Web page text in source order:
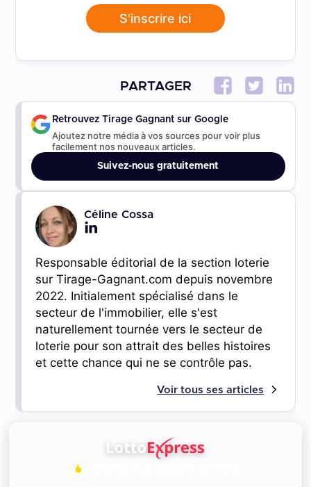
S'inscrire ici
PARTAGER
Retrouvez Tirage Gagnant sur Google
Ajoutez notre média à vos sources pour voir plus
facilement nos nouveaux articles.
Suivez-nous gratuitement
Céline Cossa
Responsable éditorial de la section loterie
sur Tirage-Gagnant.com depuis novembre
2022. Initialement spécialisé dans le
secteur de l'immobilier, elle s'est
naturellement tournée vers le secteur de
loterie pour son attrait des belles histoires
et cette chance qui ne se contrôle pas.
Voir tous ses articles